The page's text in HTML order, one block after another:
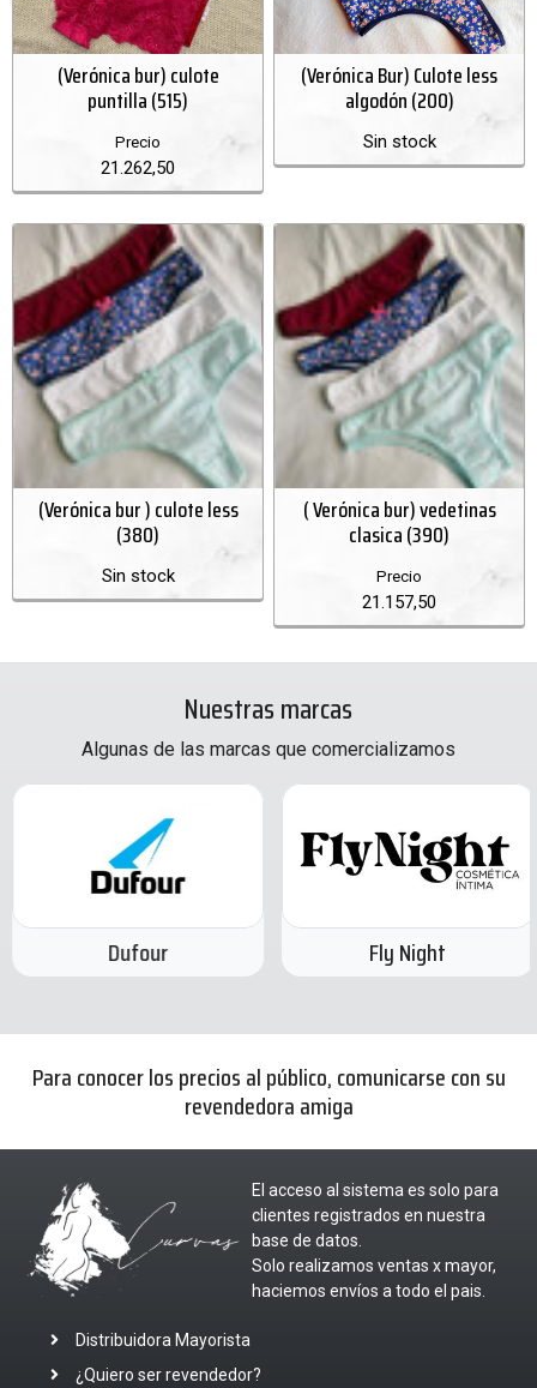
(Verónica bur) culote
puntilla (515)
Precio
21.262,50
(Verónica Bur) Culote less
algodón (200)
Sin stock
(Verónica bur ) culote less
(380)
Sin stock
( Verónica bur) vedetinas
clasica (390)
Precio
21.157,50
Nuestras marcas
Algunas de las marcas que comercializamos
Dufour Fly Night
Para conocer los precios al público, comunicarse con su
revendedora amiga
El acceso al sistema es solo para
clientes registrados en nuestra
base de datos.
Solo realizamos ventas x mayor,
haciemos envíos a todo el pais.
Distribuidora Mayorista
¿Quiero ser revendedor?